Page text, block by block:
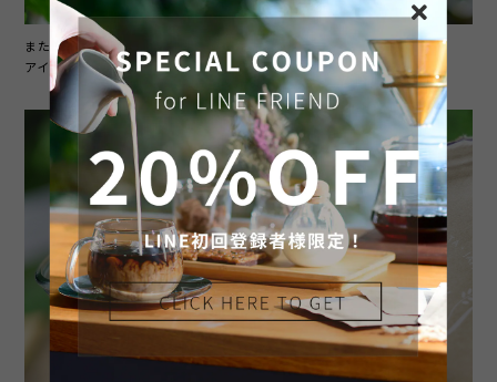
また、たっぷりの氷を入れて
アイスにしても美味しい玄米デカフェ。